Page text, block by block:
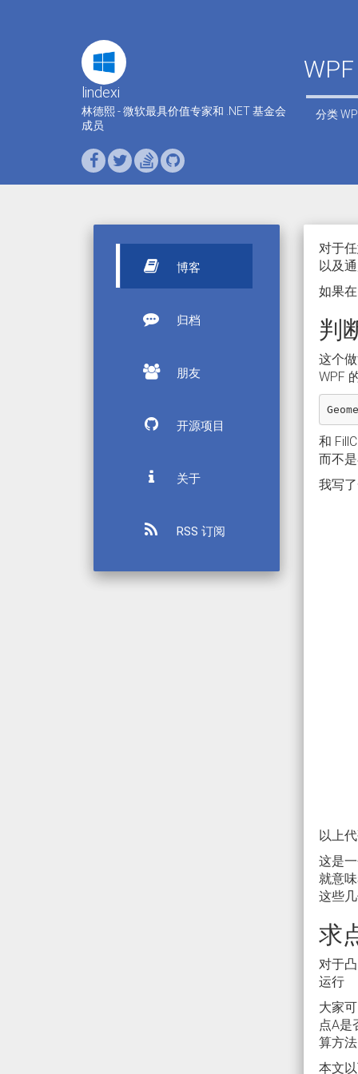
lindexi
林德熙 - 微软最具价值专家和 .NET 基金会
成员
分类
博客
归档
朋友
开源项目
关于
RSS 订阅
对于
以及
如果
判
这个
WPF
和
而不
我写
以上
这是
就意
这些
求
对于
运行
大家
点A是
算方法
本文